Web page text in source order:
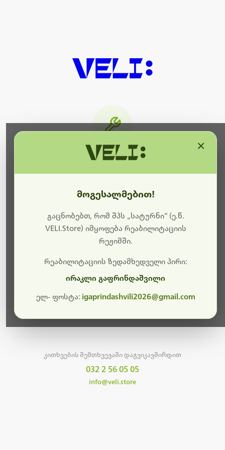
ბოდიშს გიხდით შეფერხებისთვის. ამჟამად
მიმდინარეობს საიტის განახლება და ტექნიკური
სამუშაოები.
მალე ისევ ხელმისაწვდომი იქნება. გმადლობთ
კითხვების შემთხვევაში დაგვიკავშირდით
032 2 56 05 05
info@veli.store
მოგესალმებით!
გაცნობებთ, რომ შპს „სატურნი“ (ე.წ.
VELI.Store) იმყოფება რეაბილიტაციის
რეჟიმში.
რეაბილიტაციის ზედამხედველი პირი:
ირაკლი გაფრინდაშვილი
ელ- ფოსტა: igaprindashvili2026@gmail.com
×